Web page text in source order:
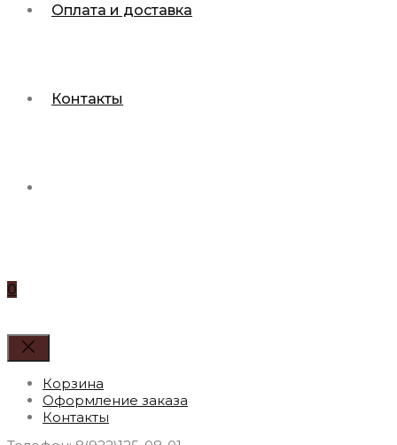
Оплата и доставка
Контакты
0
Корзина
Оформление заказа
Контакты